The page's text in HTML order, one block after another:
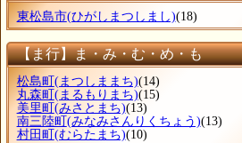
東松島市(ひがしまつしまし)(18)
【ま行】ま・み・む・め・も
松島町 (まつしままち)(14)
丸森町 (まるもりまち)(15)
美里町 (みさとまち)(13)
南三陸町 (みなみさんりくちょう)(13)
村田町 (むらたまち)(10)